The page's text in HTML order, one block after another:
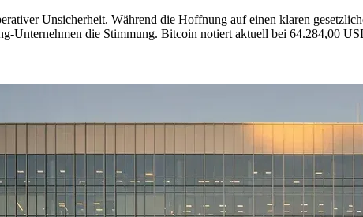
Unsicherheit. Während die Hoffnung auf einen klaren
Unternehmen die Stimmung. Bitcoin notiert aktuell bei 64.284,00